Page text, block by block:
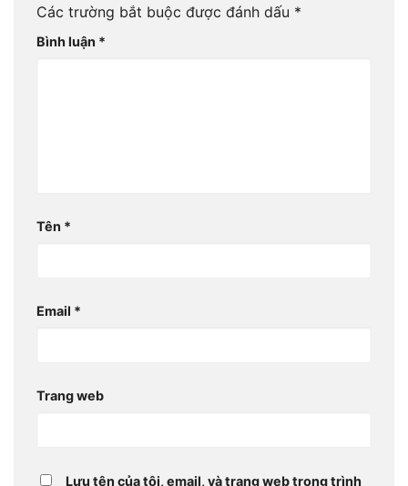
Các trường bắt buộc được đánh dấu *
Bình luận *
Tên *
Email *
Trang web
Lưu tên của tôi, email, và trang web trong trình